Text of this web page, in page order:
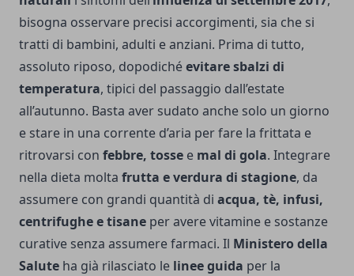
bisogna osservare precisi accorgimenti, sia che si
tratti di bambini, adulti e anziani. Prima di tutto,
assoluto riposo, dopodichéevitare sbalzi di
temperatura, tipici del passaggio dall’estate
all’autunno. Basta aver sudato anche solo un giorno
e stare in una corrente d’aria per fare la frittata e
ritrovarsi con febbre, tosse e mal di gola. Integrare
nella dieta molta frutta e verdura di stagione, da
assumere con grandi quantità di acqua, tè, infusi,
centrifughe e tisane per avere vitamine e sostanze
curative senza assumere farmaci. Il Ministero della
Salute ha già rilasciato le linee guida per la